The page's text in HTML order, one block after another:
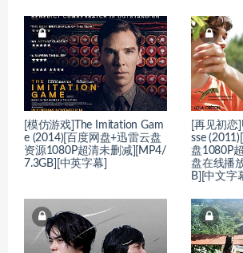
[模仿游戏]The Imitation Gam
e (2014)[百度网盘+迅雷云盘
资源1080P超清未删减][MP4/
7.3GB][中英字幕]
[再见初恋
sse
盘1080P
盘在线播
B][中文字